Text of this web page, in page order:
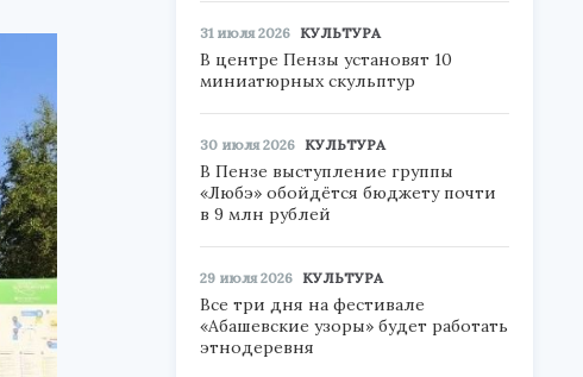
31 июля 2026 КУЛЬТУРА
В центре Пензы установят 10
миниатюрных скульптур
30 июля 2026 КУЛЬТУРА
В Пензе выступление группы
«Любэ» обойдётся бюджету почти
в 9 млн рублей
29 июля 2026 КУЛЬТУРА
Все три дня на фестивале
«Абашевские узоры» будет работать
этнодеревня